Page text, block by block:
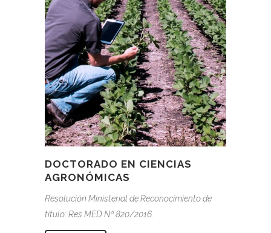
DOCTORADO EN CIENCIAS
AGRONÓMICAS
Resolución Ministerial de Reconocimiento de
título: Res MED Nº 820/2016.